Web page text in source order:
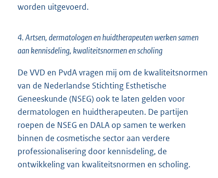
worden uitgevoerd.
4. Artsen, dermatologen en huidtherapeuten werken samen
aan kennisdeling, kwaliteitsnormen en scholing
De VVD en PvdA vragen mij om de kwaliteitsnormen
van de Nederlandse Stichting Esthetische
Geneeskunde (NSEG) ook te laten gelden voor
dermatologen en huidtherapeuten. De partijen
roepen de NSEG en DALA op samen te werken
binnen de cosmetische sector aan verdere
professionalisering door kennisdeling, de
ontwikkeling van kwaliteitsnormen en scholing.